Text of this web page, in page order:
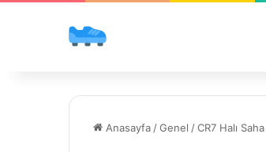
Anasayfa /Genel /CR7 Halı